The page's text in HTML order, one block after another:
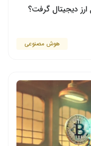
دیجیتال گرفت؟
هوش مصنوعی